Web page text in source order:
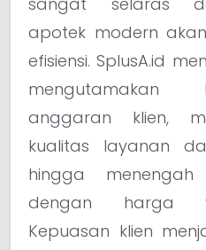
apotek modern
efisiensi. SplusA.id
mengutamakan
anggaran klien,
kualitas layanan
hingga
dengan harga
Kepuasan klien